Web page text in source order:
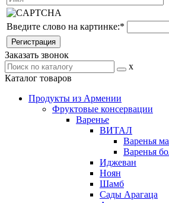
Введите слово на картинке:*
Заказать звонок
x
Каталог товаров
Продукты из Армении
Фруктовые консервации
Варенье
ВИТАЛ
Варенья
Варенья
Иджеван
Ноян
Шамб
Сады Арагаца